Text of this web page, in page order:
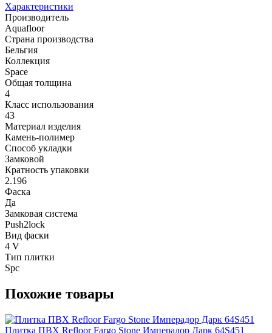
Характеристики
Производитель
Aquafloor
Страна производства
Бельгия
Коллекция
Space
Общая толщина
4
Класс использования
43
Материал изделия
Камень-полимер
Способ укладки
Замковой
Кратность упаковки
2.196
Фаска
Да
Замковая система
Push2lock
Вид фаски
4 V
Тип плитки
Spc
Похожие товары
Плитка ПВХ Refloor Fargo Stone Имперадор Дарк 64S451